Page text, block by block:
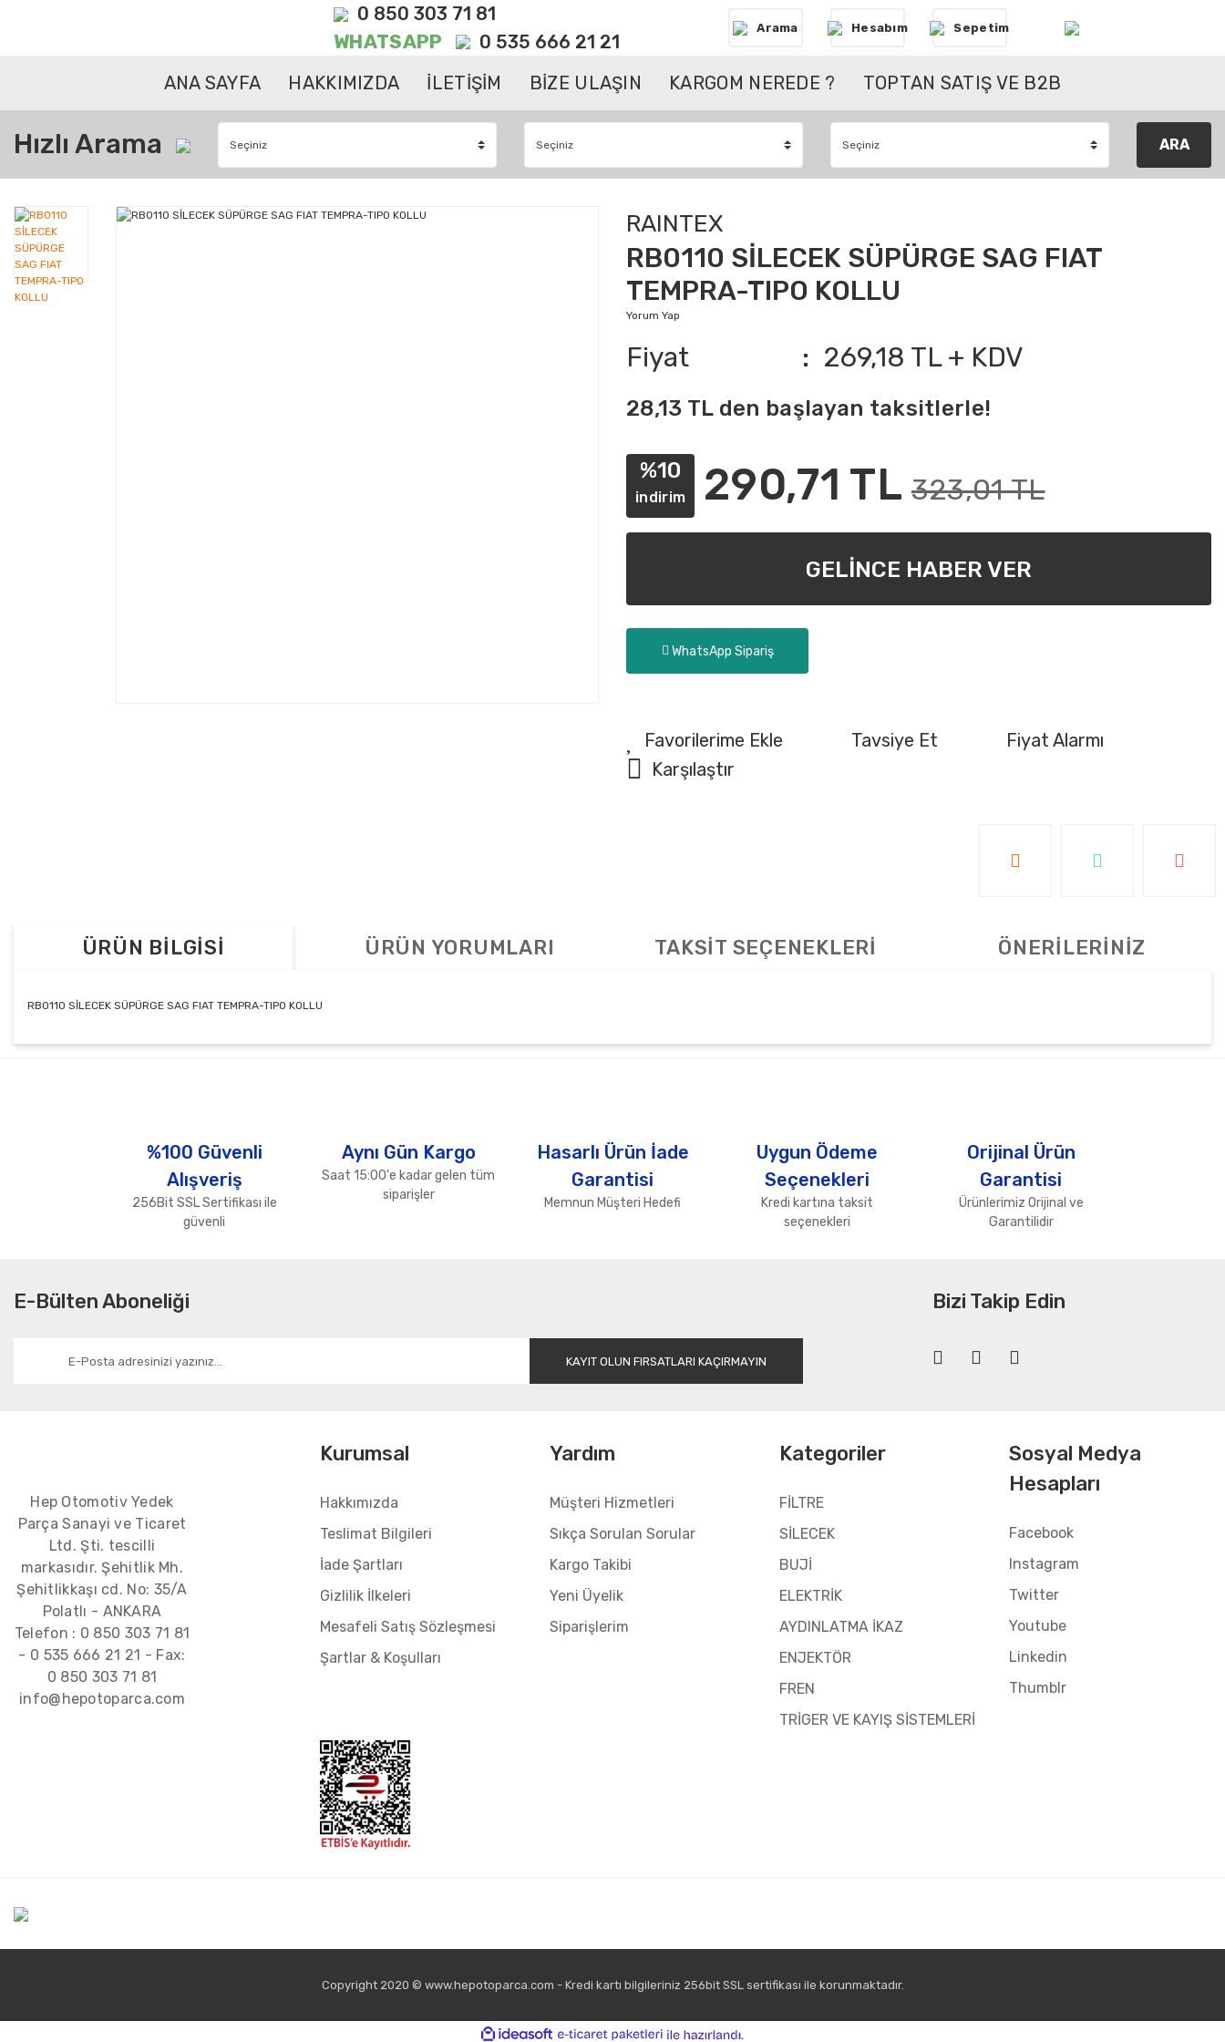
0 850 303 71 81
WHATSAPP 0 535 666 21 21
Arama Hesabım Sepetim
ANA SAYFA HAKKIMIZDA İLETİŞİM BİZE ULAŞIN KARGOM NEREDE ? TOPTAN SATIŞ VE B2B
Hızlı Arama ARA
RAINTEX
RB0110 SİLECEK SÜPÜRGE SAG FIAT
TEMPRA-TIPO KOLLU
Yorum Yap
Fiyat 269,18 TL + KDV
28,13 TL den başlayan taksitlerle!
%10
indirim 290,71 TL 323,01 TL
GELİNCE HABER VER
WhatsApp Sipariş
Tavsiye Et
Fiyat Alarmı
Karşılaştır
ÜRÜN BİLGİSİ ÜRÜN YORUMLARI TAKSİT SEÇENEKLERİ ÖNERİLERİNİZ
RB0110 SİLECEK SÜPÜRGE SAG FIAT TEMPRA-TIPO KOLLU
Ürün fiyatı diğer sitelerden daha pahalı.
Bu ürüne benzer farklı alternatifler olmalı.
Gönder
%100 Güvenli
Alışveriş
256Bit SSL Sertifikası ile
güvenli
Aynı Gün Kargo
Saat 15:00'e kadar gelen tüm
siparişler
Hasarlı Ürün İade
Garantisi
Memnun Müşteri Hedefi
Uygun Ödeme
Seçenekleri
Kredi kartına taksit
seçenekleri
Orijinal Ürün
Garantisi
Ürünlerimiz Orijinal ve
Garantilidir
E-Bülten Aboneliği
KAYIT OLUN FIRSATLARI KAÇIRMAYIN
Bizi Takip Edin
Hep Otomotiv Yedek
Parça Sanayi ve Ticaret
Ltd. Şti. tescilli
markasıdır. Şehitlik Mh.
Şehitlikkaşı cd. No: 35/A
Polatlı - ANKARA
Telefon : 0 850 303 71 81
- 0 535 666 21 21 - Fax:
0 850 303 71 81
info@hepotoparca.com
Kurumsal
Hakkımızda
Teslimat Bilgileri
İade Şartları
Gizlilik İlkeleri
Mesafeli Satış Sözleşmesi
Şartlar & Koşulları
Yardım
Müşteri Hizmetleri
Sıkça Sorulan Sorular
Kargo Takibi
Yeni Üyelik
Siparişlerim
Kategoriler
FİLTRE
SİLECEK
BUJİ
ELEKTRİK
AYDINLATMA İKAZ
ENJEKTÖR
FREN
TRİGER VE KAYIŞ SİSTEMLERİ
Sosyal Medya
Hesapları
Facebook
Instagram
Twitter
Youtube
Linkedin
Thumblr
Copyright 2020 © www.hepotoparca.com - Kredi kartı bilgileriniz 256bit SSL sertifikası ile korunmaktadır.
ideasoft e-